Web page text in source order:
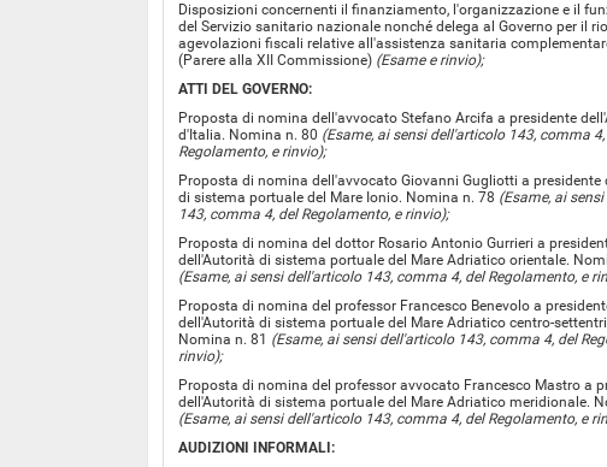
Disposizioni concernenti il finanziamento, l'organizzazione e il
del Servizio sanitario nazionale nonché delega al Governo per il
agevolazioni fiscali relative all'assistenza sanitaria
(Parere alla XII Commissione) (Esame e rinvio);
ATTI DEL GOVERNO:
Proposta di nomina dell'avvocato Stefano Arcifa a presidente
d'Italia. Nomina n. 80 (Esame, ai sensi dell'articolo 143, comma 4,
Regolamento, e rinvio);
Proposta di nomina dell'avvocato Giovanni Gugliotti a presidente
di sistema portuale del Mare Ionio. Nomina n. 78 (Esame, ai
143, comma 4, del Regolamento, e rinvio);
Proposta di nomina del dottor Rosario Antonio Gurrieri a
dell'Autorità di sistema portuale del Mare Adriatico orientale.
(Esame, ai sensi dell'articolo 143, comma 4, del Regolamento, e
Proposta di nomina del professor Francesco Benevolo a
dell'Autorità di sistema portuale del Mare Adriatico centro-
Nomina n. 81 (Esame, ai sensi dell'articolo 143, comma 4, del
rinvio);
Proposta di nomina del professor avvocato Francesco Mastro a
dell'Autorità di sistema portuale del Mare Adriatico meridionale.
(Esame, ai sensi dell'articolo 143, comma 4, del Regolamento, e
AUDIZIONI INFORMALI: